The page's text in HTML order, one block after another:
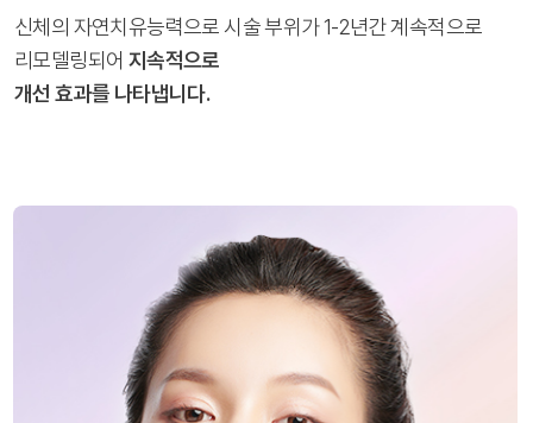
신체의 자연치유능력으로 시술 부위가 1-2년간 계속적으로
리모델링되어 지속적으로
개선 효과를 나타냅니다.